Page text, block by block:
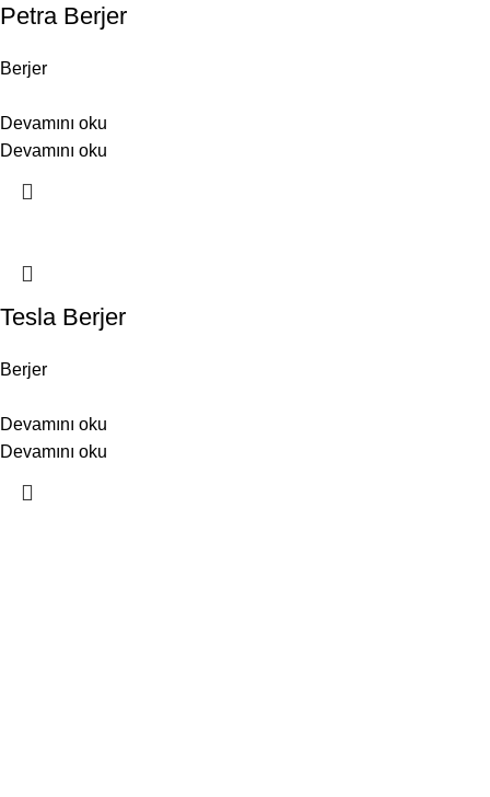
Petra Berjer
Berjer
Devamını oku
Devamını oku
Tesla Berjer
Berjer
Devamını oku
Devamını oku